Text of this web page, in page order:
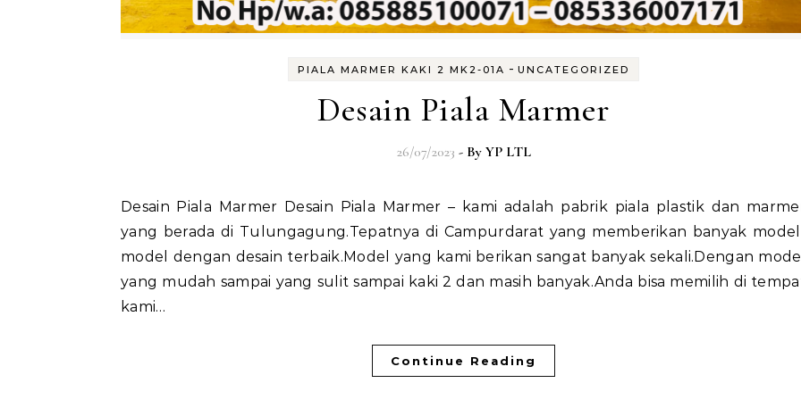
PIALA MARMER KAKI 2 MK2-01A - UNCATEGORIZED
Desain Piala Marmer
26/07/2023 - By YP LTL
Desain Piala Marmer Desain Piala Marmer – kami adalah pabrik piala plastik dan marmer
yang berada di Tulungagung.Tepatnya di Campurdarat yang memberikan banyak
model dengan desain terbaik.Model yang kami berikan sangat banyak sekali.Dengan model
yang mudah sampai yang sulit sampai kaki 2 dan masih banyak.Anda bisa memilih di
kami…
Continue Reading